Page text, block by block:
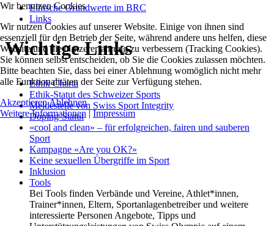
Ethische Grundwerte im BRC
Links
Wichtige Links
Ethik Charta
Ethik-Statut des Schweizer Sports
Meldestelle von Swiss Sport Integrity
Doping-Statut
«cool and clean» – für erfolgreichen, fairen und sauberen
Sport
Kampagne «Are you OK?»
Keine sexuellen Übergriffe im Sport
Inklusion
Tools
Bei Tools finden Verbände und Vereine, Athlet*innen,
Trainer*innen, Eltern, Sportanlagenbetreiber und weitere
interessierte Personen Angebote, Tipps und
Wir benutzen Cookies
Wir nutzen Cookies auf unserer Website. Einige von ihnen sind
essenziell für den Betrieb der Seite, während andere uns helfen, diese
Website und die Nutzererfahrung zu verbessern (Tracking Cookies).
Sie können selbst entscheiden, ob Sie die Cookies zulassen möchten.
Bitte beachten Sie, dass bei einer Ablehnung womöglich nicht mehr
alle Funktionalitäten der Seite zur Verfügung stehen.
AkzeptierenAblehnen
Weitere Informationen|Impressum